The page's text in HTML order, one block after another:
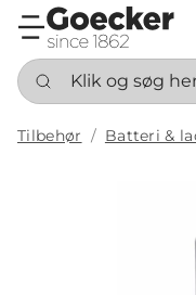
Klik og søg her...
Tilbehør Batteri &